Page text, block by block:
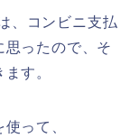
、コンビニ支払
思ったので、そ
す。
って、